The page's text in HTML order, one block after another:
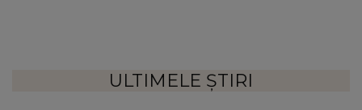
ULTIMELE ȘTIRI